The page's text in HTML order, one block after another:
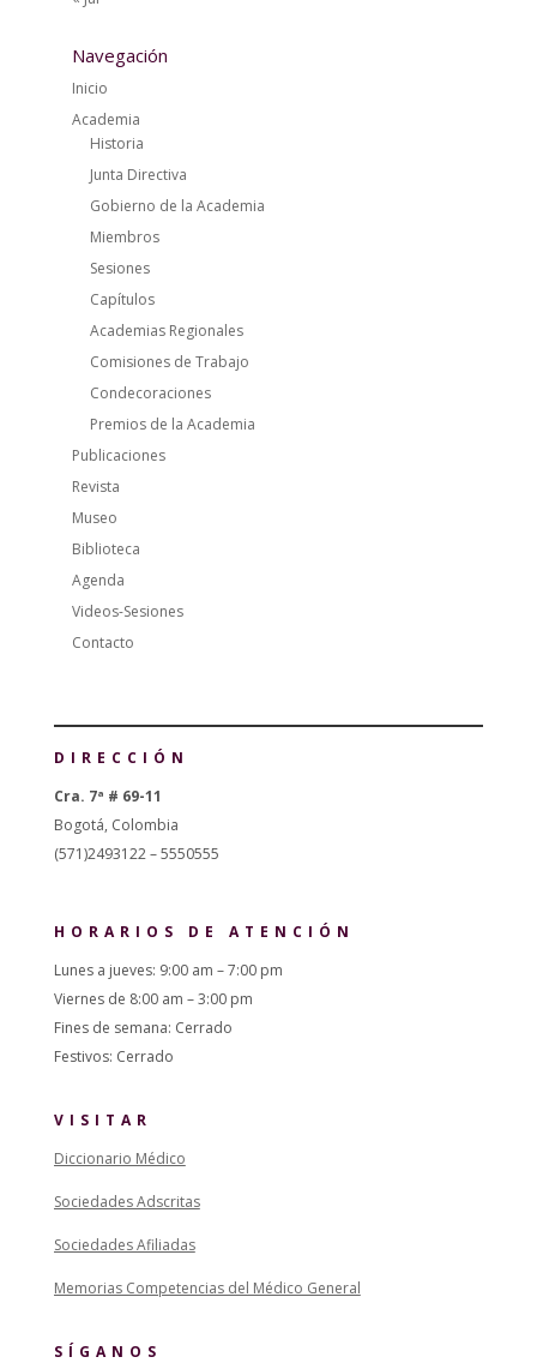
Navegación
Inicio
Academia
Historia
Junta Directiva
Gobierno de la Academia
Miembros
Sesiones
Capítulos
Academias Regionales
Comisiones de Trabajo
Condecoraciones
Premios de la Academia
Publicaciones
Revista
Museo
Biblioteca
Agenda
Videos-Sesiones
Contacto
DIRECCIÓN
Cra. 7ª # 69-11
Bogotá, Colombia
(571)2493122 – 5550555
HORARIOS DE ATENCIÓN
Lunes a jueves: 9:00 am – 7:00 pm
Viernes de 8:00 am – 3:00 pm
Fines de semana: Cerrado
Festivos: Cerrado
VISITAR
Diccionario Médico
Sociedades Adscritas
Sociedades Afiliadas
Memorias Competencias del Médico General
SÍGANOS